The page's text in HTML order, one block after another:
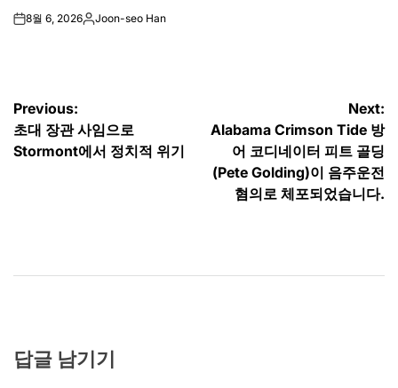
on8월 6, 2026Posted
Joon-seo Han
글
탐
Previous:
초대 장관 사임으로
Stormont에서 정치적 위기
Next:
Alabama Crimson Tide 방
어 코디네이터 피트 골딩
(Pete Golding)이 음주운전
혐의로 체포되었습니다.
답글 남기기